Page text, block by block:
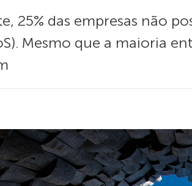
25% das empresas não
Mesmo que a maioria